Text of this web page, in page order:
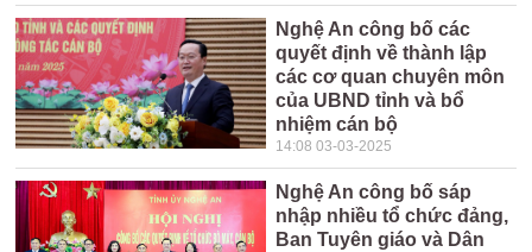
Nghệ An công bố các
quyết định về thành lập
các cơ quan chuyên môn
của UBND tỉnh và bổ
nhiệm cán bộ
14:08 03-03-2025
Nghệ An công bố sáp
nhập nhiều tổ chức đảng,
Ban Tuyên giáo và Dân